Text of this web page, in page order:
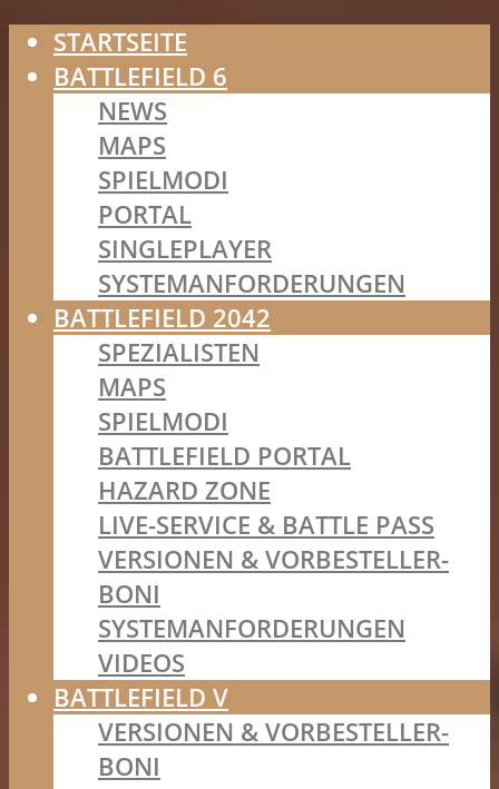
STARTSEITE
BATTLEFIELD 6
NEWS
MAPS
SPIELMODI
PORTAL
SINGLEPLAYER
SYSTEMANFORDERUNGEN
BATTLEFIELD 2042
SPEZIALISTEN
MAPS
SPIELMODI
BATTLEFIELD PORTAL
HAZARD ZONE
LIVE-SERVICE & BATTLE PASS
VERSIONEN & VORBESTELLER-
BONI
SYSTEMANFORDERUNGEN
VIDEOS
BATTLEFIELD V
VERSIONEN & VORBESTELLER-
BONI